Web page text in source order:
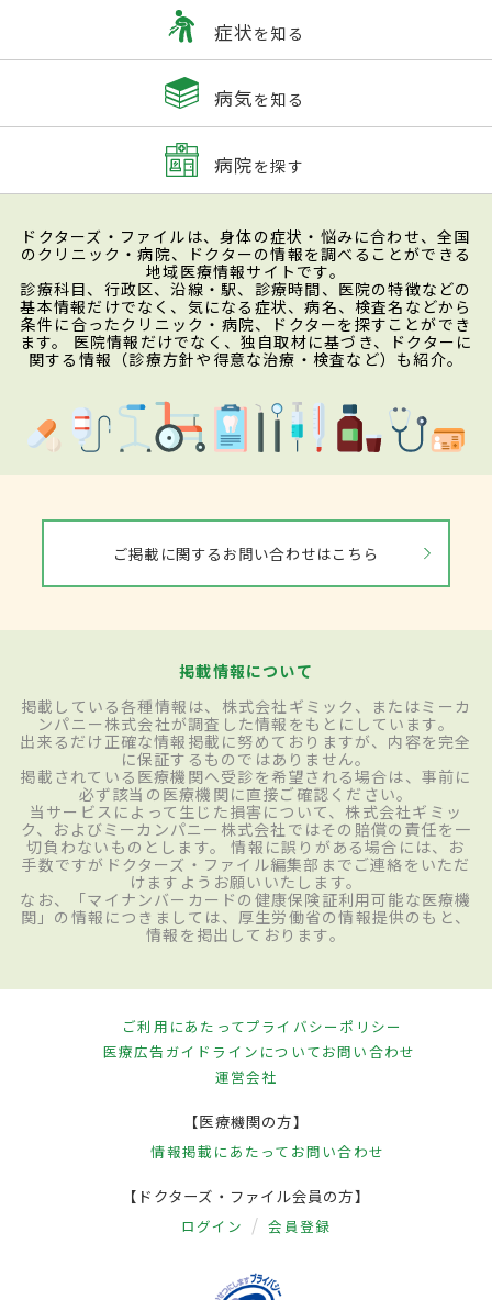
症状を知る
病気を知る
病院を探す
ドクターズ・ファイルは、身体の症状・悩みに合わせ、全国
のクリニック・病院、ドクターの情報を調べることができる
地域医療情報サイトです。
診療科目、行政区、沿線・駅、診療時間、医院の特徴などの
基本情報だけでなく、気になる症状、病名、検査名などから
条件に合ったクリニック・病院、ドクターを探すことができ
ます。 医院情報だけでなく、独自取材に基づき、ドクターに
関する情報（診療方針や得意な治療・検査など）も紹介。
ご掲載に関するお問い合わせはこちら
掲載情報について
掲載している各種情報は、株式会社ギミック、またはミーカ
ンパニー株式会社が調査した情報をもとにしています。
出来るだけ正確な情報掲載に努めておりますが、内容を完全
に保証するものではありません。
掲載されている医療機関へ受診を希望される場合は、事前に
必ず該当の医療機関に直接ご確認ください。
当サービスによって生じた損害について、株式会社ギミッ
ク、およびミーカンパニー株式会社ではその賠償の責任を一
切負わないものとします。 情報に誤りがある場合には、お
手数ですがドクターズ・ファイル編集部までご連絡をいただ
けますようお願いいたします。
なお、「マイナンバーカードの健康保険証利用可能な医療機
関」の情報につきましては、厚生労働省の情報提供のもと、
情報を掲出しております。
ご利用にあたってプライバシーポリシー
医療広告ガイドラインについてお問い合わせ
運営会社
【医療機関の方】
情報掲載にあたって お問い合わせ
【ドクターズ・ファイル会員の方】
ログイン 会員登録